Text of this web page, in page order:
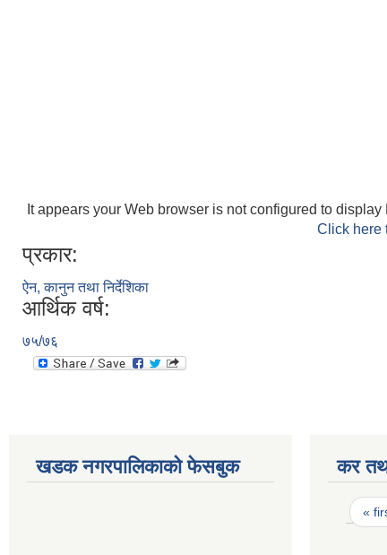
It appears your Web browser is not configured to display
Click here
प्रकार:
ऐन, कानुन तथा निर्देशिका
आर्थिक वर्ष:
७५/७६
खडक नगरपालिकाको फेसबुक कर
«